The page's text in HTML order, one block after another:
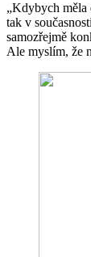
„Kdybych měla
tak v
samozřejmě
Ale myslím, že